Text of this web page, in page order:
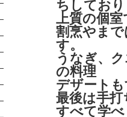
ちしてお
上質の個
割烹やま
す。
うなぎ、
の料理
デザート
最後は手
すべて学